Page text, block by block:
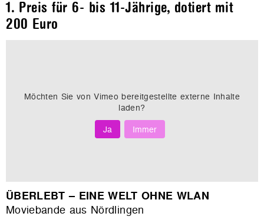
1. Preis für 6- bis 11-Jährige, dotiert mit
200 Euro
Möchten Sie vonVimeo bereitgestellte externe Inhalte
laden?
Ja
Immer
ÜBERLEBT – EINE WELT OHNE WLAN
Moviebande aus Nördlingen